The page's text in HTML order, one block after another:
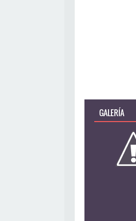
GALERÍA